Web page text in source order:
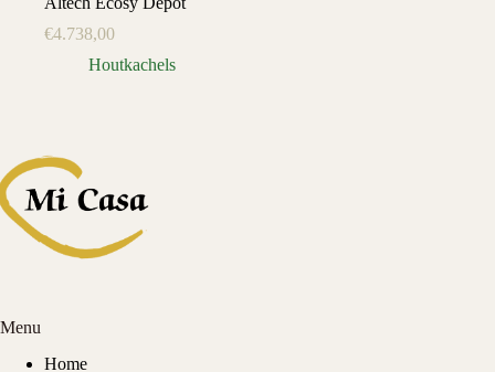
€4.738,00
Houtkachels
Menu
Home